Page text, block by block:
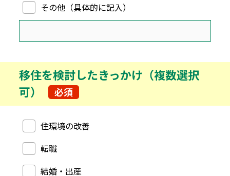
その他（具体的に記入）
移住を検討したきっかけ（複数選択
可）
必須
移住を検討したきっかけ（複数選択可）
住環境の改善
転職
結婚・出産